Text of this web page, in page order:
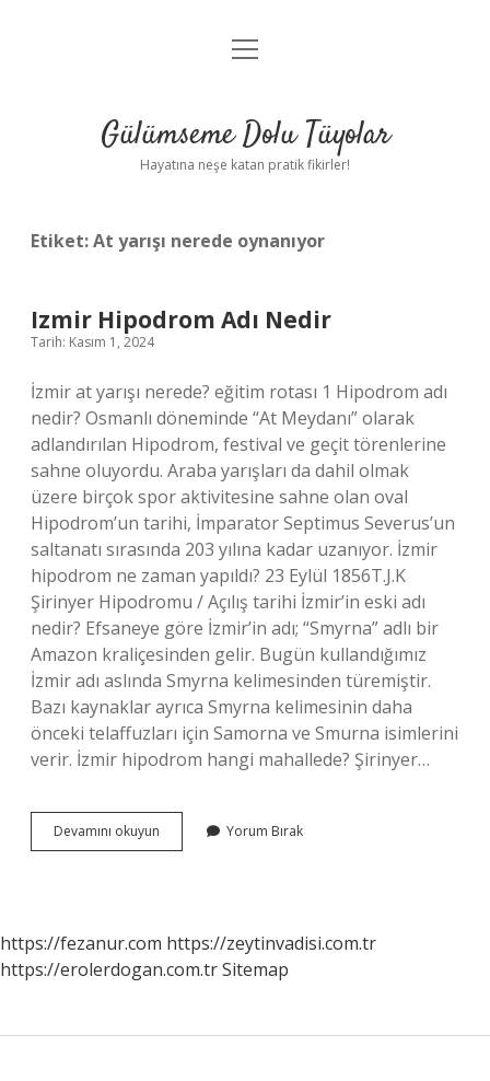
Anasayfa
Yasal Uyarı
menüyü
Gülümseme Dolu Tüyolar
Hayatına neşe katan pratik fikirler!
Etiket:At yarışı nerede oynanıyor
Izmir Hipodrom Adı Nedir
Tarih: Kasım 1, 2024
İzmir at yarışı nerede? eğitim rotası 1 Hipodrom adı
nedir? Osmanlı döneminde “At Meydanı” olarak
adlandırılan Hipodrom, festival ve geçit törenlerine
sahne oluyordu. Araba yarışları da dahil olmak
üzere birçok spor aktivitesine sahne olan oval
Hipodrom’un tarihi, İmparator Septimus Severus’un
saltanatı sırasında 203 yılına kadar uzanıyor. İzmir
hipodrom ne zaman yapıldı? 23 Eylül 1856T.J.K
Şirinyer Hipodromu / Açılış tarihi İzmir’in eski adı
nedir? Efsaneye göre İzmir’in adı; “Smyrna” adlı bir
Amazon kraliçesinden gelir. Bugün kullandığımız
İzmir adı aslında Smyrna kelimesinden türemiştir.
Bazı kaynaklar ayrıca Smyrna kelimesinin daha
önceki telaffuzları için Samorna ve Smurna isimlerini
verir. İzmir hipodrom hangi mahallede? Şirinyer…
Devamını okuyun
Hipodrom
Yorum Bırak
https://fezanur.com https://zeytinvadisi.com.tr
https://erolerdogan.com.trSitemap